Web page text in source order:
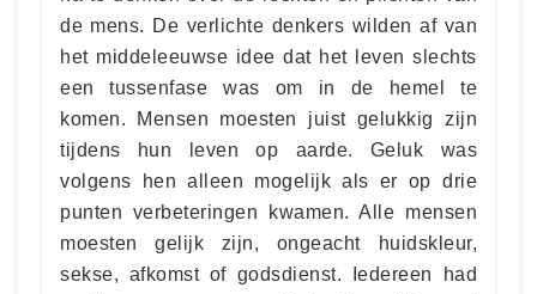
de mens. De verlichte denkers wilden af van
het middeleeuwse idee dat het leven slechts
een tussenfase was om in de hemel te
komen. Mensen moesten juist gelukkig zijn
tijdens hun leven op aarde. Geluk was
volgens hen alleen mogelijk als er op drie
punten verbeteringen kwamen. Alle mensen
moesten gelijk zijn, ongeacht huidskleur,
sekse, afkomst of godsdienst. Iedereen had